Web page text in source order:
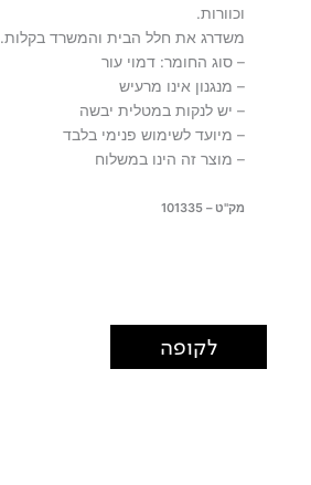
וכוורות.
משדרג את חלל הבית והמשרד בקלות.
– סוג החומר: דמוי עור
– מנגנון אינו מרעיש
– יש לנקות במטלית יבשה
– מיועד לשימוש פנימי בלבד
– מוצר זה הינו במשלוח
מק"ט – 101335
לקופה